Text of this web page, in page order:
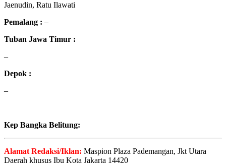
Jaenudin, Ratu Ilawati
Pemalang : –
Tuban Jawa Timur :
–
Depok :
–
Kep Bangka Belitung:
Alamat Redaksi/Iklan: Maspion Plaza Pademangan, Jkt Utara
Daerah khusus Ibu Kota Jakarta 14420